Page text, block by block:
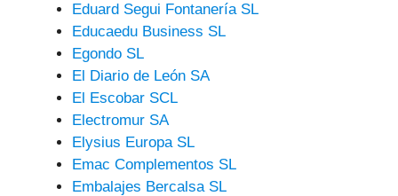
Eduard Segui Fontanería SL
Educaedu Business SL
Egondo SL
El Diario de León SA
El Escobar SCL
Electromur SA
Elysius Europa SL
Emac Complementos SL
Embalajes Bercalsa SL